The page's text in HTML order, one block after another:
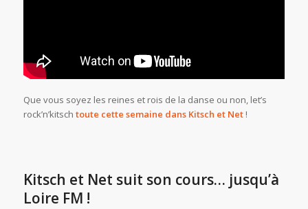
Que vous soyez les reines et rois de la danse ou non, let’s
rock’n’kitsch toute cette semaine dans Kitsch et Net!
Kitsch et Net suit son cours… jusqu’à
Loire FM !